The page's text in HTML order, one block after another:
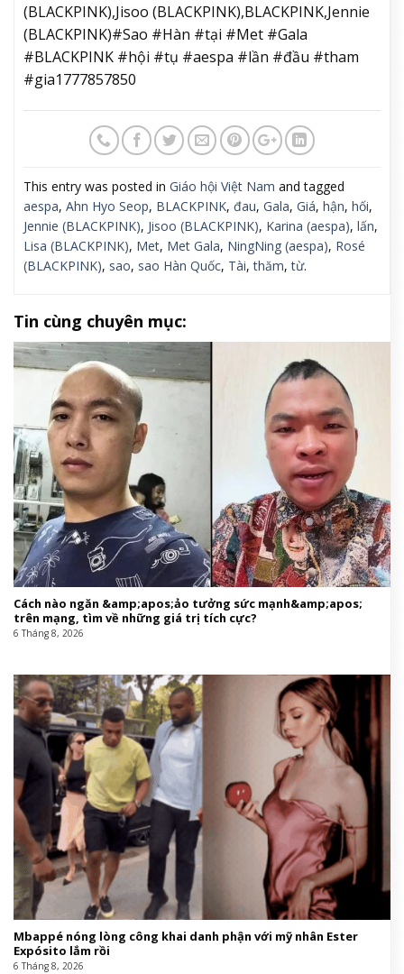
(BLACKPINK),Jisoo (BLACKPINK),BLACKPINK,Jennie
(BLACKPINK)#Sao #Hàn #tại #Met #Gala
#BLACKPINK #hội #tụ #aespa #lần #đầu #tham
#gia1777857850
This entry was posted in Giáo hội Việt Nam and tagged
aespa, Ahn Hyo Seop, BLACKPINK, đau, Gala, Giá, hận, hối,
Jennie (BLACKPINK), Jisoo (BLACKPINK), Karina (aespa), lấn,
Lisa (BLACKPINK), Met, Met Gala, NingNing (aespa), Rosé
(BLACKPINK), sao, sao Hàn Quốc, Tài,thăm,từ.
Tin cùng chuyên mục:
Cách nào ngăn &amp;apos;ảo tưởng sức mạnh&amp;apos;
trên mạng, tìm về những giá trị tích cực?
6 Tháng 8, 2026
Mbappé nóng lòng công khai danh phận với mỹ nhân Ester
Expósito lắm rồi
6 Tháng 8, 2026